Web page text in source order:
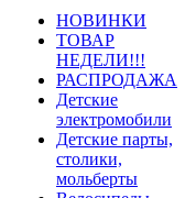
НОВИНКИ
ТОВАР
НЕДЕЛИ!!!
РАСПРОДАЖА
Детские
электромобили
Детские парты,
столики,
мольберты